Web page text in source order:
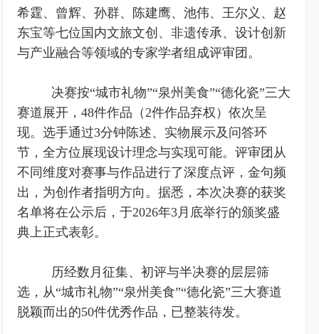
希霆、曾辉、孙群、陈建鹰、池伟、王尔义、赵
东宝等七位国内文旅文创、非遗传承、设计创新
与产业融合等领域的专家学者组成评审团。
决赛按“城市礼物”“泉州美食”“德化瓷”三大
赛道展开，48件作品（2件作品弃权）依次呈
现。选手通过3分钟陈述、实物展示及问答环
节，全方位展现设计理念与实现可能。评审团从
不同维度对赛事与作品进行了深度点评，金句频
出，为创作者指明方向。据悉，本次决赛的获奖
名单将在公示后，于2026年3月底举行的颁奖盛
典上正式表彰。
历经数月征集、初评与半决赛的层层筛
选，从“城市礼物”“泉州美食”“德化瓷”三大赛道
脱颖而出的50件优秀作品，已整装待发。